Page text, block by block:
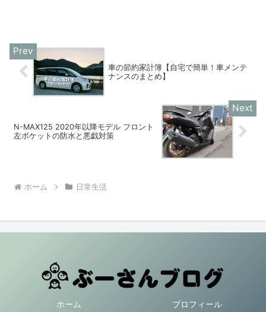
車の節約家計簿【自宅で簡単！車メンテ
ナンスのまとめ】
N-MAX125 2020年以降モデル フロント
左ポケットの防水と悪戯対策
ホーム 日常生活
ホーム プロフィール